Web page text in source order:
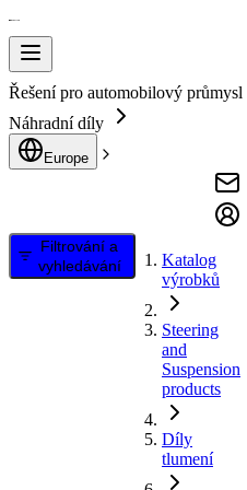
Řešení pro automobilový průmysl
Náhradní díly
Europe
Filtrování a
vyhledávání
Katalog
výrobků
Steering
and
Suspension
products
Díly
tlumení